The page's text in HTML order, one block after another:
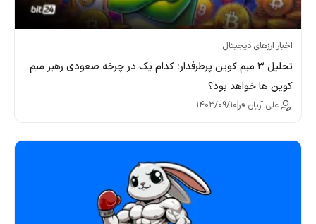
اخبار ارزهای دیجیتال
تحلیل ۳ میم کوین پرطرفدار؛ کدام یک در چرخه صعودی رهبر میم
کوین ها خواهد بود؟
علی آریان فر 1403/09/10